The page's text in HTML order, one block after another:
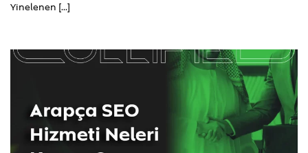
Yinelenen [...]